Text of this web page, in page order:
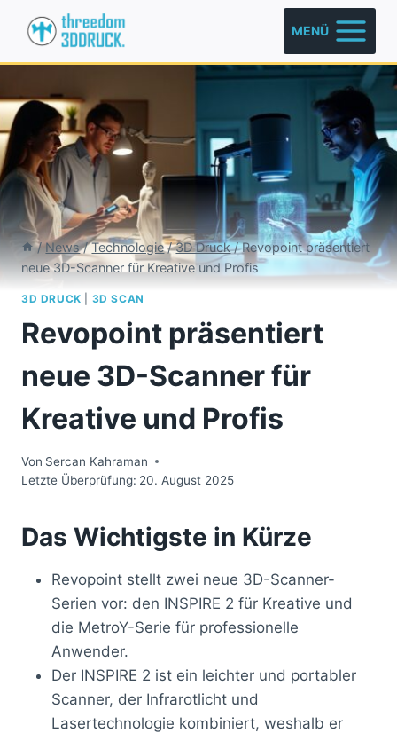
Inhalt
springen
MENÜ
/ News / Technologie / 3D Druck / Revopoint präsentiert
neue 3D-Scanner für Kreative und Profis
3D DRUCK 3D SCAN
Revopoint präsentiert
neue 3D-Scanner für
Kreative und Profis
Von Sercan Kahraman
Letzte Überprüfung: 20. August 2025
Das Wichtigste in Kürze
Revopoint stellt zwei neue 3D-Scanner-
Serien vor: den INSPIRE 2 für Kreative und
die MetroY-Serie für professionelle
Anwender.
Der INSPIRE 2 ist ein leichter und portabler
Scanner, der Infrarotlicht und
Lasertechnologie kombiniert, weshalb er